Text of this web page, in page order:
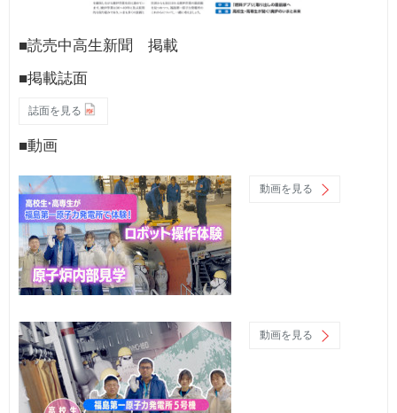
■読売中高生新聞 掲載
■掲載誌面
誌面を見る
■動画
動画を見る
動画を見る